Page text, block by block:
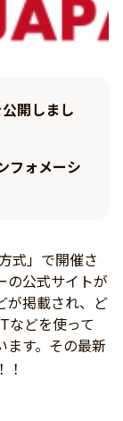
開しまし
フォメーシ
式」で開催さ
の公式サイトが
が掲載され、ど
などを使って
ます。その最新